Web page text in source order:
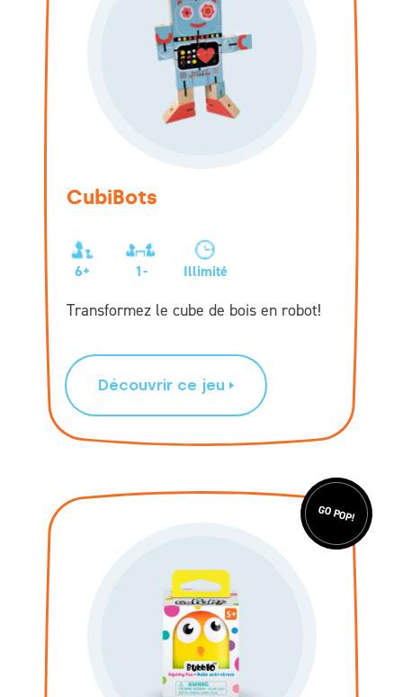
CubiBots
6+ 1- Illimité
Transformez le cube de bois en robot!
Découvrir ce jeu
GO POP!